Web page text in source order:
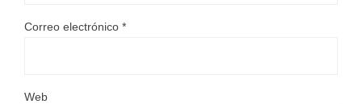
Correo electrónico *
Web